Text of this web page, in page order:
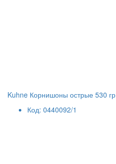
Kuhne Корнишоны острые 530 гр
Код: 0440092/1